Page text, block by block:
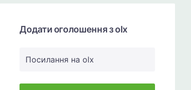
Додати оголошення з olx
Посилання на olx